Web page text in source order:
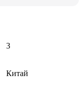
3
Китай